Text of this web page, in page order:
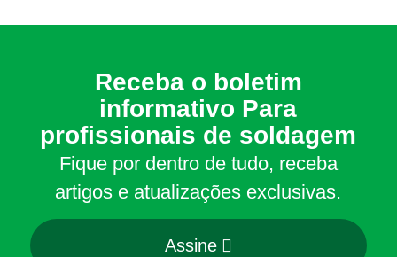
Receba o boletim
informativo Para
profissionais de soldagem
Fique por dentro de tudo, receba
artigos e atualizações exclusivas.
Assine